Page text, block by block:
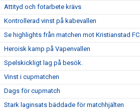
Attityd och fotarbete krävs
Kontrollerad vinst på kabevallen
Se highlights från matchen mot Kristianstad FC
Heroisk kamp på Vapenvallen
Spelskickligt lag på besök.
Vinst i cupmatchen
Dags för cupmatch
Stark laginsats bäddade för matchhjälten